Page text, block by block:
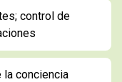
control de
la conciencia